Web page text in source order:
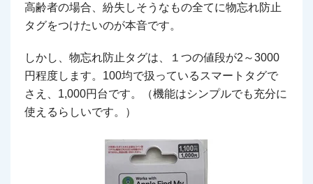
高齢者の場合、紛失しそうなもの全てに物忘れ防止
タグをつけたいのが本音です。
しかし、物忘れ防止タグは、１つの値段が2～3000
円程度します。100均で扱っているスマートタグで
さえ、1,000円台です。（機能はシンプルでも充分に
使えるらしいです。）